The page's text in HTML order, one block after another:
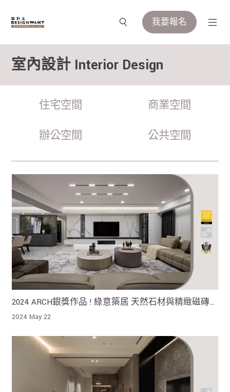
我要報名
室內設計 Interior Design
住宅空間 商業空間
辦公空間 公共空間
2024 ARCH銀獎作品 ! 綠意築居 天然石材與精緻磁磚
既展現品味 又滿足實際需求
2024 May 22